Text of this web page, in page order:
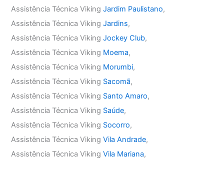
Assistência Técnica VikingJardim Paulistano,
Assistência Técnica VikingJardins,
Assistência Técnica VikingJockey Club,
Assistência Técnica Viking Moema,
Assistência Técnica Viking Morumbi,
Assistência Técnica Viking Sacomã,
Assistência Técnica Viking Santo Amaro,
Assistência Técnica Viking Saúde,
Assistência Técnica Viking Socorro,
Assistência Técnica VikingVila Andrade,
Assistência Técnica VikingVila Mariana,